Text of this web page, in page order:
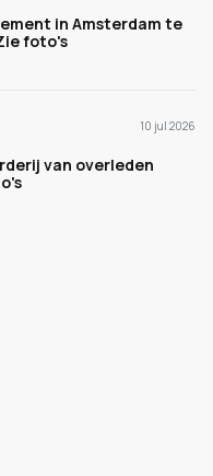
in Amsterdam te
foto's
10 jul 2026
van overleden